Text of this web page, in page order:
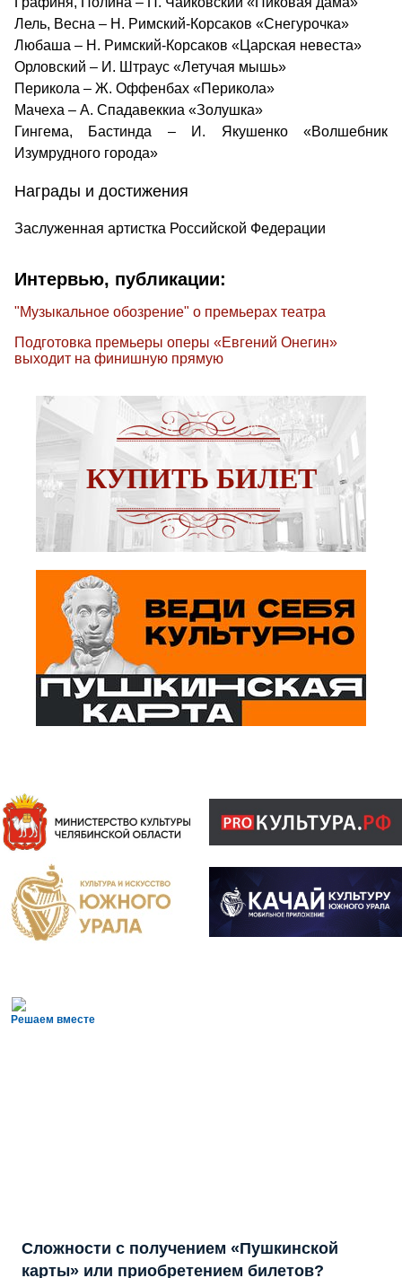
Лель, Весна – Н. Римский-Корсаков «Снегурочка»
Любаша – Н. Римский-Корсаков «Царская невеста»
Орловский – И. Штраус «Летучая мышь»
Перикола – Ж. Оффенбах «Перикола»
Мачеха – А. Спадавеккиа «Золушка»
Гингема, Бастинда – И. Якушенко «Волшебник
Изумрудного города»
Награды и достижения
Заслуженная артистка Российской Федерации
Интервью, публикации:
"Музыкальное обозрение" о премьерах театра
Подготовка премьеры оперы «Евгений Онегин»
выходит на финишную прямую
КУПИТЬ БИЛЕТ
Решаем вместе
Сложности с получением «Пушкинской
карты» или приобретением билетов?